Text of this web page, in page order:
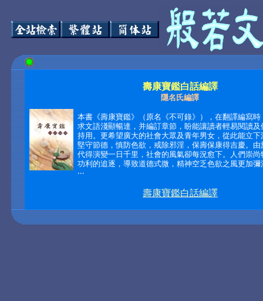
壽康寶鑑白話編譯
隱名氏編譯
本書《壽康寶鑑》（原名《不可錄》），在翻譯編寫時
求文語淺顯暢達，并編訂章節，盼能讓讀者輕易閱讀及
持用。更希望廣大的社會大眾及青年男女，從此能立下
堅守節德，慎防色欲，戒除邪淫，保壽保康得吉慶。由
代得演變一日千里，社會的風氣卻每況愈下。人們崇尚
功利的追逐，導致道德式微，精神空乏色欲之風更加彌
‧‧‧
壽康寶鑑白話編譯